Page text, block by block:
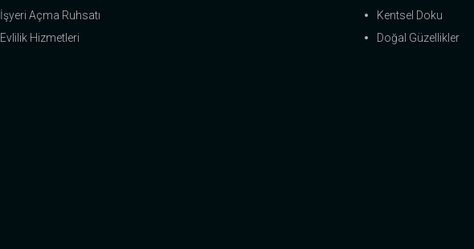
İşyeri Açma Ruhsatı
Evlilik Hizmetleri
Kentsel Doku
Doğal Güzellikler